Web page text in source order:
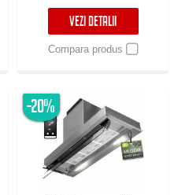
VEZI DETALII
Compara produs
-20%